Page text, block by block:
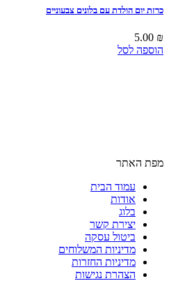
כרזת יום הולדת עם בלונים צבעוניים
5.00 ₪
הוספה לסל
מפת האתר
עמוד הבית
אודות
בלוג
יצירת קשר
ביטול עסקה
מדיניות המשלוחים
מדיניות החזרות
הצהרת נגישות